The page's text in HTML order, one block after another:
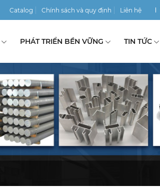
Catalog Chính sách và quy định Liên hệ
PHÁT TRIỂN BỀN VỮNG TIN TỨC